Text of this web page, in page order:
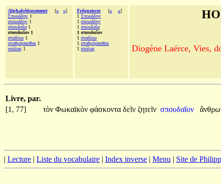
Alphabétiquement [« »]
Σποράδην 1
σποράδην 1
σπουδαῖα 1
σπουδαῖον 1
σταδίου 1
σταθμήσασθαι 1
στάλας 1
Fréquences [« »]
1 Σποράδην
1 σποράδην
1 σπουδαῖα
1 σπουδαῖον
1 σταδίου
1 σταθμήσασθαι
1 στάλας Diogène Laërce, Vies,
Livre, par.
[1, 77]
τὸν Φωκαϊκὸν φάσκοντα δεῖν ζητεῖν σπουδαῖον
| Lecture | Liste du vocabulaire | Index inverse | Menu | Site de